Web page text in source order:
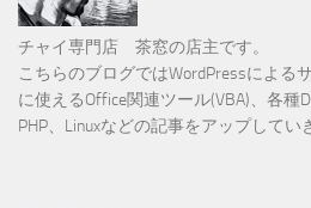
チャイ専門店 茶窓の店主です。
こちらのブログではWordPressによる
に使えるOffice関連ツール(VBA)、各種
PHP、Linuxなどの記事をアップしてい